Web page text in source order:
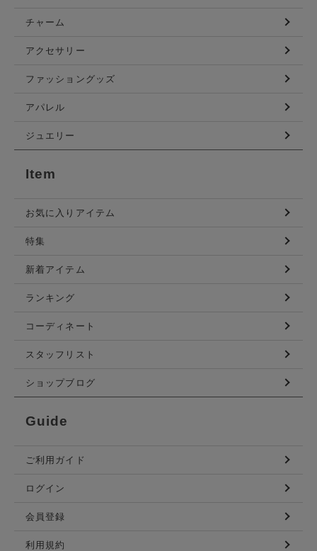
チャーム
アクセサリー
ファッショングッズ
アパレル
ジュエリー
Item
お気に入りアイテム
特集
新着アイテム
ランキング
コーディネート
スタッフリスト
ショップブログ
Guide
ご利用ガイド
ログイン
会員登録
利用規約